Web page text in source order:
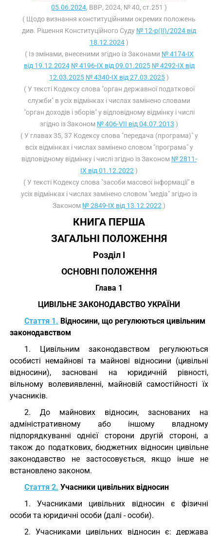
05.06.2024, ВВР, 2024, № 40, ст.251 )
( Щодо визнання конституційними окремих положень
див. Рішення Конституційного Суду № 12-р(II)/2024 від
18.12.2024)
( Із змінами, внесеними згідно із Законами № 4174-IX
від 19.12.2024 № 4196-IX від 09.01.2025 № 4292-IX від
12.03.2025 № 4340-IX від 27.03.2025)
( У тексті Кодексу слова "орган державної податкової
служби" в усіх відмінках і числах замінено словами
"орган доходів і зборів" у відповідному відмінку і числі
згідно із Законом № 406-VII від 04.07.2013 )
( У главах 35, 37 Кодексу слова "передача (програма)" у
всіх відмінках і числах замінено словом "програма" у
відповідному відмінку і числі згідно із Законом № 2811-
IX від 01.12.2022 )
( У тексті Кодексу слова "засоби масової інформації" в
усіх відмінках і числах замінено словом "медіа" згідно із
Законом № 2849-IX від 13.12.2022 )
КНИГА ПЕРША
ЗАГАЛЬНІ ПОЛОЖЕННЯ
Розділ I
ОСНОВНІ ПОЛОЖЕННЯ
Глава 1
ЦИВІЛЬНЕ ЗАКОНОДАВСТВО УКРАЇНИ
Стаття 1. Відносини, що регулюються цивільним
законодавством
1. Цивільним законодавством регулюються
особисті немайнові та майнові відносини (цивільні
відносини), засновані на юридичній рівності,
вільному волевиявленні, майновій самостійності їх
учасників.
2. До майнових відносин, заснованих на
адміністративному або іншому владному
підпорядкуванні однієї сторони другій стороні, а
також до податкових, бюджетних відносин цивільне
законодавство не застосовується, якщо інше не
встановлено законом.
Стаття 2. Учасники цивільних відносин
1. Учасниками цивільних відносин є фізичні
особи та юридичні особи (далі - особи).
2. Учасниками цивільних відносин є: держава